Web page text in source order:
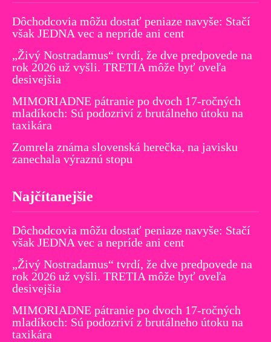
Dôchodcovia môžu dostať peniaze navyše: Stačí
však JEDNA vec a nepríde ani cent
„Živý Nostradamus“ tvrdí, že dve predpovede na
rok 2026 už vyšli. TRETIA môže byť oveľa
desivejšia
MIMORIADNE pátranie po dvoch 17-ročných
mladíkoch: Sú podozriví z brutálneho útoku na
taxikára
Zomrela známa slovenská herečka, na javisku
zanechala výraznú stopu
Najčítanejšie
Dôchodcovia môžu dostať peniaze navyše: Stačí
však JEDNA vec a nepríde ani cent
„Živý Nostradamus“ tvrdí, že dve predpovede na
rok 2026 už vyšli. TRETIA môže byť oveľa
desivejšia
MIMORIADNE pátranie po dvoch 17-ročných
mladíkoch: Sú podozriví z brutálneho útoku na
taxikára